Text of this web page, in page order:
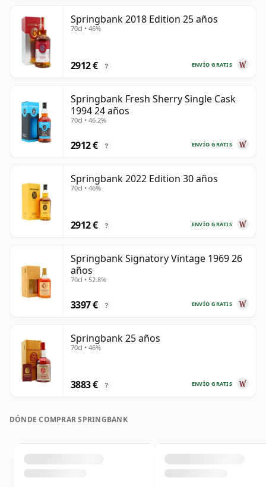
Springbank 2018 Edition 25 años
70cl • 46%
ENVÍO GRATIS
2912 € ?
Springbank Fresh Sherry Single Cask
1994 24 años
70cl • 46.2%
ENVÍO GRATIS
2912 € ?
Springbank 2022 Edition 30 años
70cl • 46%
ENVÍO GRATIS
2912 € ?
Springbank Signatory Vintage 1969 26
años
70cl • 52.8%
ENVÍO GRATIS
3397 € ?
Springbank 25 años
70cl • 46%
ENVÍO GRATIS
3883 € ?
DÓNDE COMPRAR SPRINGBANK